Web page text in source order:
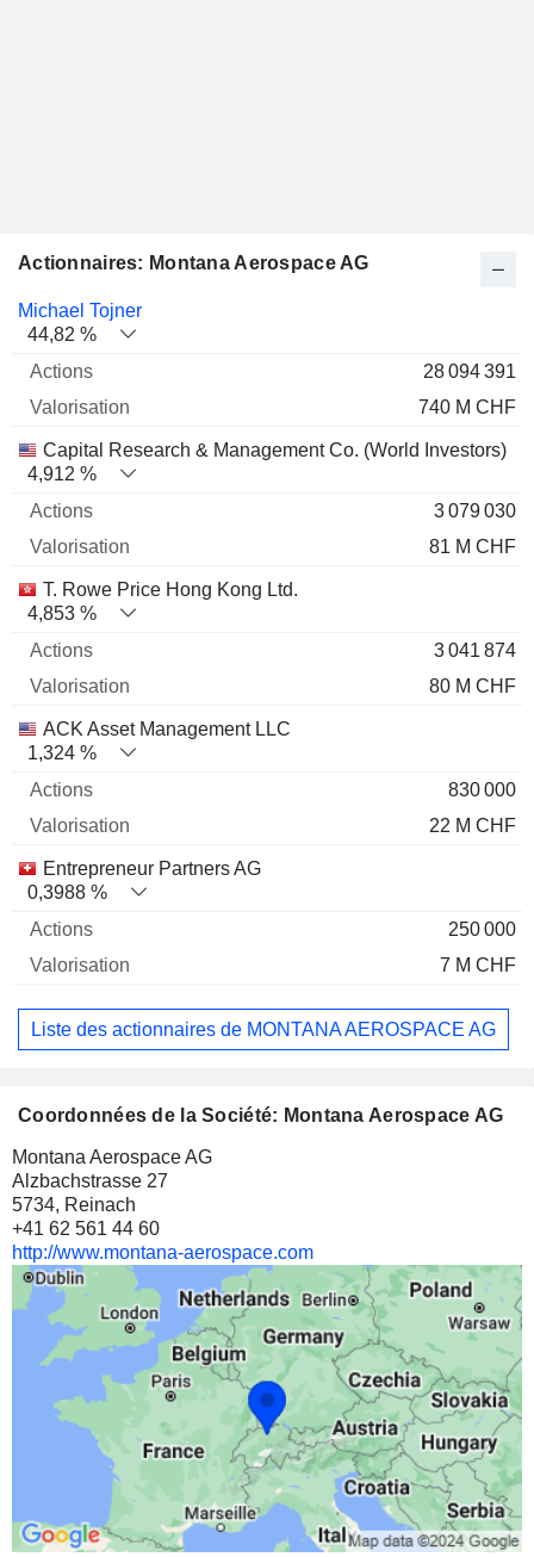
Actionnaires: Montana Aerospace AG
Nom Actions
Michael Tojner
44,82 %
28 094 391
740 M CHF
Capital Research & Management Co. (World Investors)
4,912 %
3 079 030
81 M CHF
T. Rowe Price Hong Kong Ltd.
4,853 %
3 041 874
80 M CHF
ACK Asset Management LLC
1,324 %
830 000
22 M CHF
Entrepreneur Partners AG
0,3988 %
250 000
7 M CHF
Liste des actionnaires de MONTANA AEROSPACE AG
Coordonnées de la Société: Montana Aerospace AG
Montana Aerospace AG
Alzbachstrasse 27
5734, Reinach
+41 62 561 44 60
http://www.montana-aerospace.com